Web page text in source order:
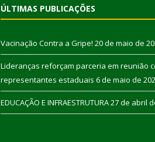
ÚLTIMAS PUBLICAÇÕES
Vacinação Contra a Gripe! 20 de maio de
Lideranças reforçam parceria em reunião
representantes estaduais 6 de maio de
EDUCAÇÃO E INFRAESTRUTURA27 de abril